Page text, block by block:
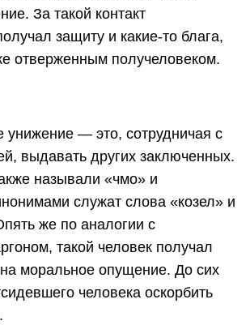
За такой контакт
защиту и какие-то блага,
отверженным получеловеком.
унижение — это, сотрудничая с
выдавать других заключенных.
называли «чмо» и
служат слова «козел» и
же по аналогии с
такой человек получал
моральное опущение. До сих
человека оскорбить